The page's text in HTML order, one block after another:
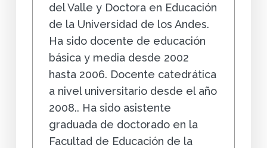
del Valle y Doctora en Educación
de la Universidad de los Andes.
Ha sido docente de educación
básica y media desde 2002
hasta 2006. Docente catedrática
a nivel universitario desde el año
2008.. Ha sido asistente
graduada de doctorado en la
Facultad de Educación de la